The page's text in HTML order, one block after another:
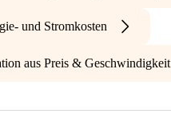
und Stromkosten
aus Preis & Geschwindigkeit